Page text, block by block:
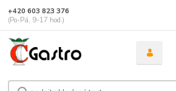
+420 603 823 376
(Po-Pá, 9-17 hod.)